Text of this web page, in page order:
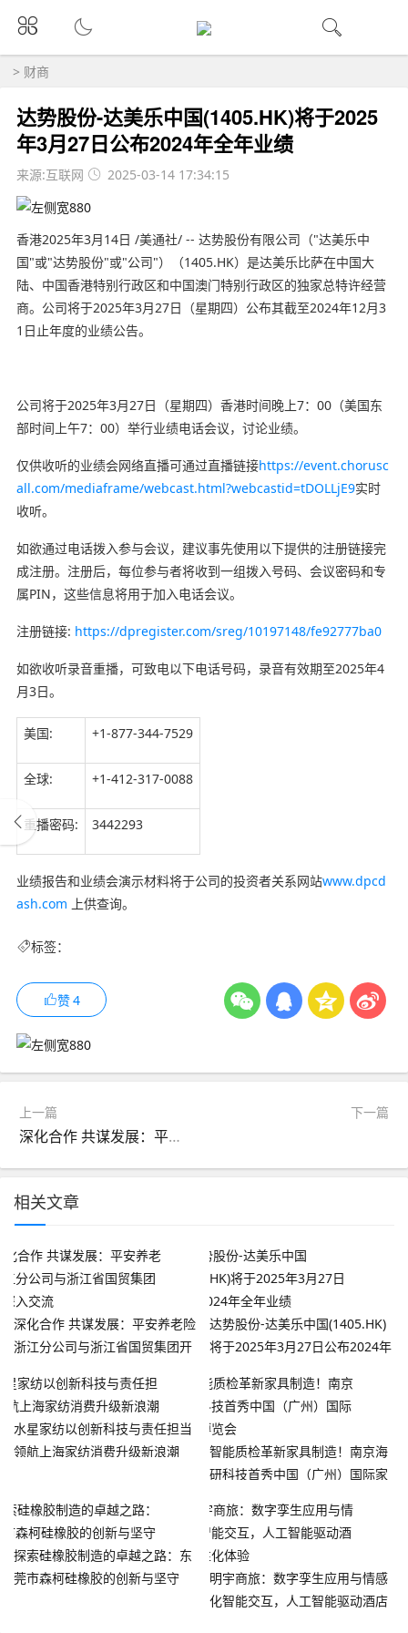
> 财商
达势股份-达美乐中国(1405.HK)将于2025
年3月27日公布2024年全年业绩
来源:互联网 2025-03-14 17:34:15
香港2025年3月14日 /美通社/ -- 达势股份有限公司（"达美乐中
国"或"达势股份"或"公司"）（1405.HK）是达美乐比萨在中国大
陆、中国香港特别行政区和中国澳门特别行政区的独家总特许经营
商。公司将于2025年3月27日（星期四）公布其截至2024年12月3
1日止年度的业绩公告。
公司将于2025年3月27日（星期四）香港时间晚上7：00（美国东
部时间上午7：00）举行业绩电话会议，讨论业绩。
仅供收听的业绩会网络直播可通过直播链接https://event.chorusc
all.com/mediaframe/webcast.html?webcastid=tDOLLjE9实时
收听。
如欲通过电话拨入参与会议，建议事先使用以下提供的注册链接完
成注册。注册后，每位参与者将收到一组拨入号码、会议密码和专
属PIN，这些信息将用于加入电话会议。
注册链接: https://dpregister.com/sreg/10197148/fe92777ba0
如欲收听录音重播，可致电以下电话号码，录音有效期至2025年4
月3日。
美国: +1-877-344-7529
全球: +1-412-317-0088
重播密码: 3442293
业绩报告和业绩会演示材料将于公司的投资者关系网站www.dpcd
ash.com 上供查询。
标签：
赞4
上一篇
深化合作 共谋发展：平安养老险浙江分公司与浙江省国贸集团开展深入交流
下一篇
相关文章
深化合作 共谋发展：平安养老险
浙江分公司与浙江省国贸集团开
达势股份-达美乐中国(1405.HK)
将于2025年3月27日公布2024年
水星家纺以创新科技与责任担当
领航上海家纺消费升级新浪潮
智能质检革新家具制造！南京海
研科技首秀中国（广州）国际家
探索硅橡胶制造的卓越之路：东
莞市森柯硅橡胶的创新与坚守
明宇商旅：数字孪生应用与情感
化智能交互，人工智能驱动酒店